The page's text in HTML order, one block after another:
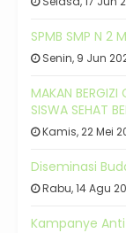
SPMB SMP N 2
Senin, 9 Jun
MAKAN BERGIZI
SISWA SEHAT
Kamis, 22 Mei
Diseminasi
Rabu, 14 Agu
Kampanye